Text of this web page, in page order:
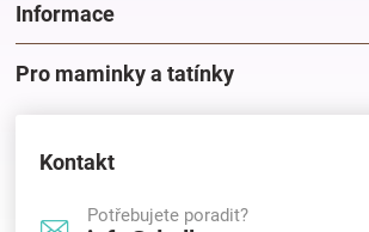
Informace
Pro maminky a tatínky
Kontakt
Potřebujete poradit?